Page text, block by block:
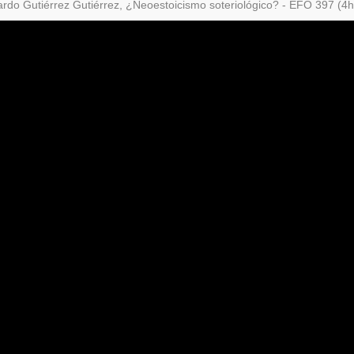
Gutiérrez Gutiérrez, ¿Neoestoicismo soteriológico? - EFO 397